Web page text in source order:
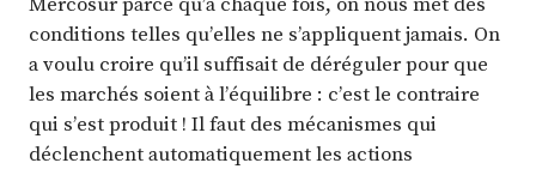
conditions telles qu’elles ne s’appliquent jamais. On
a voulu croire qu’il suffisait de déréguler pour que
les marchés soient à l’équilibre : c’est le contraire
qui s’est produit ! Il faut des mécanismes qui
déclenchent automatiquement les actions